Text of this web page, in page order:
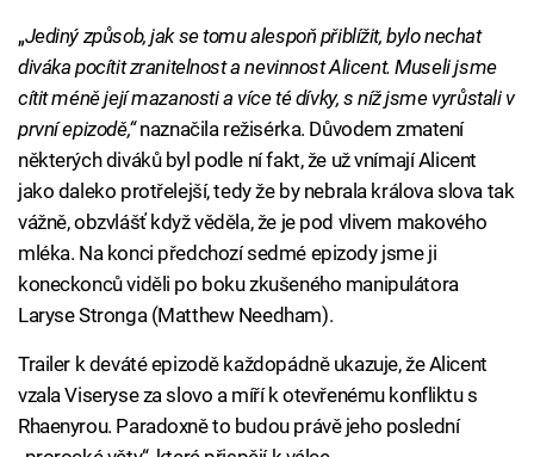
„Jediný způsob, jak se tomu alespoň přiblížit, bylo nechat
diváka pocítit zranitelnost a nevinnost Alicent. Museli jsme
cítit méně její mazanosti a více té dívky, s níž jsme vyrůstali v
první epizodě,“naznačila režisérka. Důvodem zmatení
některých diváků byl podle ní fakt, že už vnímají Alicent
jako daleko protřelejší, tedy že by nebrala králova slova tak
vážně, obzvlášť když věděla, že je pod vlivem makového
mléka. Na konci předchozí sedmé epizody jsme ji
koneckonců viděli po boku zkušeného manipulátora
Laryse Stronga (Matthew Needham).
Trailer k deváté epizodě každopádně ukazuje, že Alicent
vzala Viseryse za slovo a míří k otevřenému konfliktu s
Rhaenyrou. Paradoxně to budou právě jeho poslední